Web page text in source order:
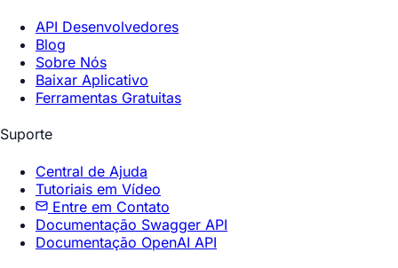
API Desenvolvedores
Blog
Sobre Nós
Baixar Aplicativo
Ferramentas Gratuitas
Suporte
Central de Ajuda
Tutoriais em Vídeo
Entre em Contato
Documentação Swagger API
Documentação OpenAI API